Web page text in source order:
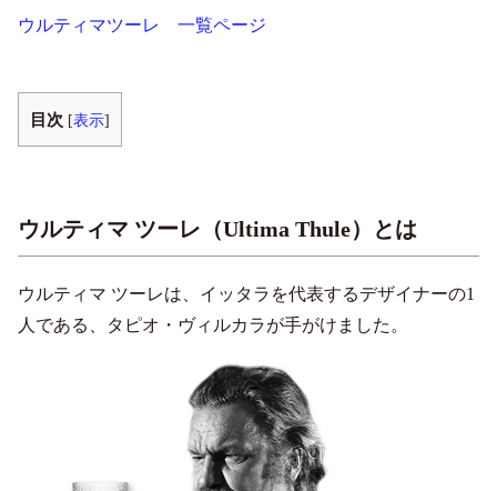
ウルティマツーレ 一覧ページ
目次 [表示]
ウルティマ ツーレ（Ultima Thule）とは
ウルティマ ツーレは、イッタラを代表するデザイナーの1
人である、タピオ・ヴィルカラが手がけました。